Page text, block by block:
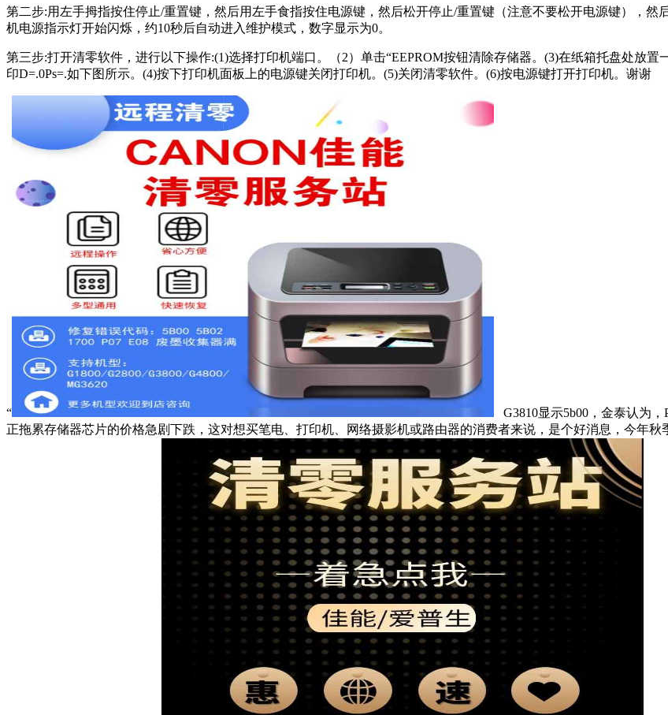
第二步:用左手拇指按住停止/重置键，然后用左手食指按住电源键，然后松开停止/重置键（注意不要松开电源键），
机电源指示灯开始闪烁，约10秒后自动进入维护模式，数字显示为0。
第三步:打开清零软件，进行以下操作:(1)选择打印机端口。（2）单击“EEPROM按钮清除存储器。(3)在纸箱托盘处放
印D=.0Ps=.如下图所示。(4)按下打印机面板上的电源键关闭打印机。(5)关闭清零软件。(6)按电源键打开打印机。谢谢
“
G3810显示5b00，金泰认为
正拖累存储器芯片的价格急剧下跌，这对想买笔电、打印机、网络摄影机或路由器的消费者来说，是个好消息，今年